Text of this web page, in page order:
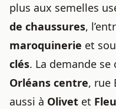
plus aux semelles
de chaussures,
maroquinerie et
clés. La demande
Orléans centre, rue
aussi à Olivet et